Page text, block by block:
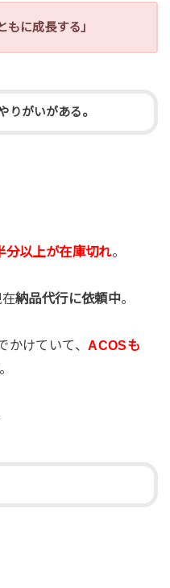
もに成長する」
りがいがある。
分以上が在庫切れ。
納品代行に依頼中。
かけていて、 ACOSも